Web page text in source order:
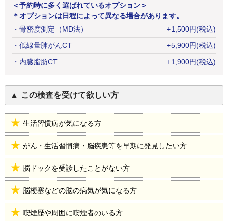
＜予約時に多く選ばれているオプション＞
＊オプションは日程によって異なる場合があります。
・ 骨密度測定（MD法） +1,500円(税込)
・ 低線量肺がんCT +5,900円(税込)
・ 内臓脂肪CT +1,900円(税込)
この検査を受けて欲しい方
生活習慣病が気になる方
がん・生活習慣病・脳疾患等を早期に発見したい方
脳ドックを受診したことがない方
脳梗塞などの脳の病気が気になる方
喫煙歴や周囲に喫煙者のいる方